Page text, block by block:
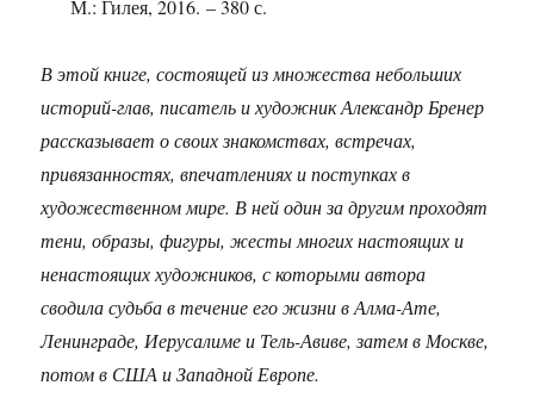
М.: Гилея, 2016. – 380 с.
В этой книге, состоящей из множества небольших
историй-глав, писатель и художник Александр Бренер
рассказывает о своих знакомствах, встречах,
привязанностях, впечатлениях и поступках в
художественном мире. В ней один за другим проходят
тени, образы, фигуры, жесты многих настоящих и
ненастоящих художников, с которыми автора
сводила судьба в течение его жизни в Алма-Ате,
Ленинграде, Иерусалиме и Тель-Авиве, затем в Москве,
потом в США и Западной Европе.